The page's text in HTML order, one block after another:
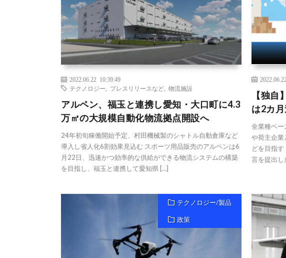
2022.06.22 10:39:49
テクノロジー
プレスリリースなど 物流施設
アルペン、福玉と連携し愛知・大口町に4.3
万㎡の大規模自動化物流拠点開設へ
24年初旬稼働開始予定、村田機械製のシャトル自動倉庫など
導入し省人化6割効果見込む スポーツ用品販売のアルペンは6
月22日、迅速かつ効率的な供給ができる物流システムの構築
を目指し、福玉と連携して愛知県 […]
【独
は2カ
全業種ベ
や荷主企業
どを目指
言を提出
テクノロジー/製品
政策